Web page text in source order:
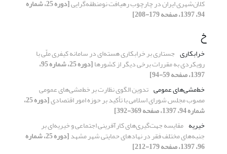
کلان‌شهری ایران در چارچوب رهیافت نومنطقه‌گرایی [دوره 25، شماره
94، 1397، صفحه 179-208]
خ
خرابکاری جستاری بر خرابکاری هسته‌ای در سامانه کیفری ملّی با
رویکردی به مقررات برخی دیگر از کشورها [دوره 25، شماره 95،
1397، صفحه 59-94]
خط‌مشی‌های عمومی تدوین الگوی نظارت بر خط‌مشی‌های عمومی
مصوب مجلس شورای اسلامی با تأکید بر حوزه امور اقتصادی [دوره 25،
شماره 94، 1397، صفحه 369-392]
خیریه مقایسه جهت‌گیری‌های کارآفرینی اجتماعی و خیریه‌ای بر
جنبه‌های مختلف فقر در نهادهای حمایتی شهر مشهد [دوره 25، شماره
96، 1397، صفحه 179-212]